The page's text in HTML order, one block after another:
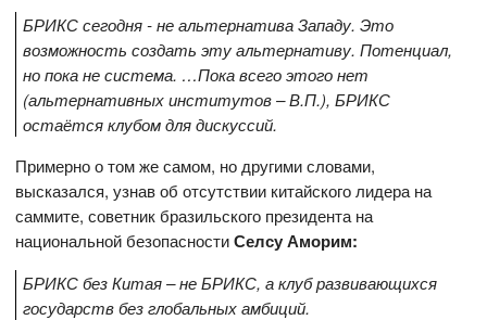
БРИКС сегодня - не альтернатива Западу. Это
возможность создать эту альтернативу. Потенциал,
но пока не система. …Пока всего этого нет
(альтернативных институтов – В.П.), БРИКС
остаётся клубом для дискуссий.
Примерно о том же самом, но другими словами,
высказался, узнав об отсутствии китайского лидера на
саммите, советник бразильского президента на
национальной безопасностиСелсу Аморим:
БРИКС без Китая – не БРИКС, а клуб развивающихся
государств без глобальных амбиций.